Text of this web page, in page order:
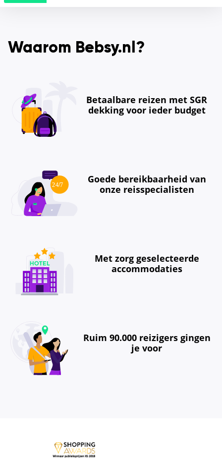
Waarom Bebsy.nl?
Betaalbare reizen met SGR
dekking voor ieder budget
Goede bereikbaarheid van
onze reisspecialisten
Met zorg geselecteerde
accommodaties
Ruim 90.000 reizigers gingen
je voor